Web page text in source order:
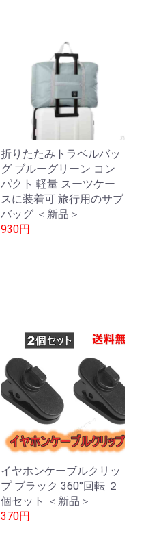
折りたたみトラベルバッ
グ ブルーグリーン コン
パクト 軽量 スーツケー
スに装着可 旅行用のサブ
バッグ ＜新品＞
930円
イヤホンケーブルクリッ
プ ブラック 360°回転 ２
個セット ＜新品＞
370円